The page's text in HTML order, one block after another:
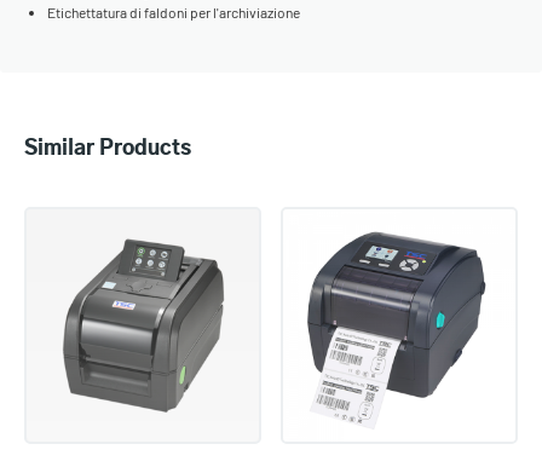
Etichettatura di faldoni per l'archiviazione
Similar Products